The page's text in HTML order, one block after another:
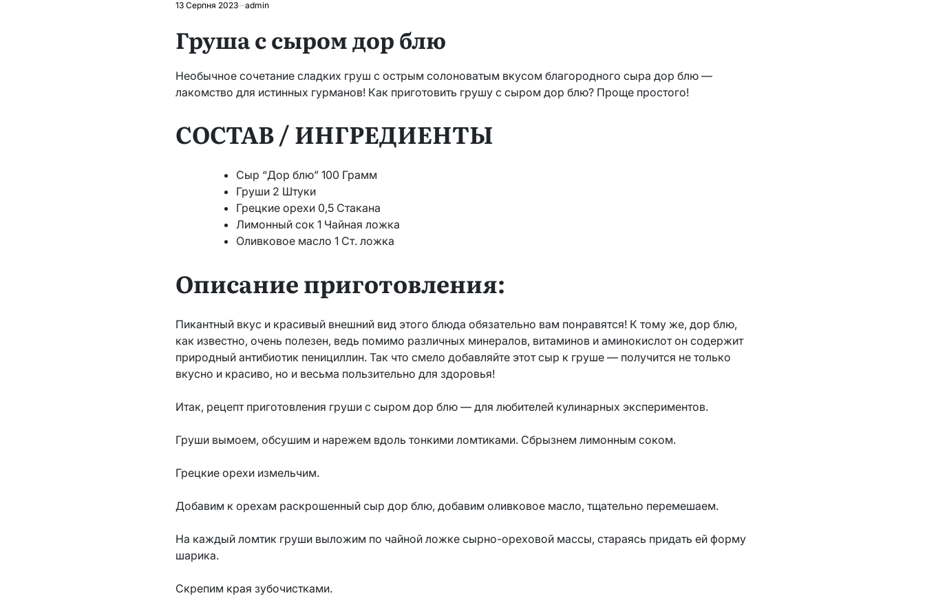
13 Серпня 2023 admin
Груша с сыром дор блю
Необычное сочетание сладких груш с острым солоноватым вкусом благородного сыра дор блю —
лакомство для истинных гурманов! Как приготовить грушу с сыром дор блю? Проще простого!
СОСТАВ / ИНГРЕДИЕНТЫ
Сыр “Дор блю” 100 Грамм
Груши 2 Штуки
Грецкие орехи 0,5 Стакана
Лимонный сок 1 Чайная ложка
Оливковое масло 1 Ст. ложка
Описание приготовления:
Пикантный вкус и красивый внешний вид этого блюда обязательно вам понравятся! К тому же, дор блю,
как известно, очень полезен, ведь помимо различных минералов, витаминов и аминокислот он содержит
природный антибиотик пенициллин. Так что смело добавляйте этот сыр к груше — получится не только
вкусно и красиво, но и весьма пользительно для здоровья!
Итак, рецепт приготовления груши с сыром дор блю — для любителей кулинарных экспериментов.
Груши вымоем, обсушим и нарежем вдоль тонкими ломтиками. Сбрызнем лимонным соком.
Грецкие орехи измельчим.
Добавим к орехам раскрошенный сыр дор блю, добавим оливковое масло, тщательно перемешаем.
На каждый ломтик груши выложим по чайной ложке сырно-ореховой массы, стараясь придать ей форму
шарика.
Скрепим края зубочистками.